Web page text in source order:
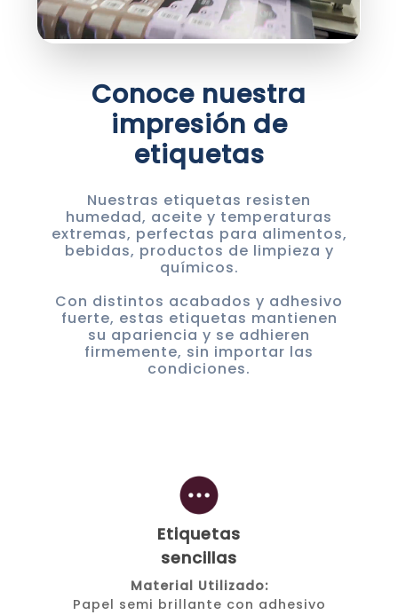
Conoce nuestra
impresión de
etiquetas
Nuestras etiquetas resisten
humedad, aceite y temperaturas
extremas, perfectas para alimentos,
bebidas, productos de limpieza y
químicos.
Con distintos acabados y adhesivo
fuerte, estas etiquetas mantienen
su apariencia y se adhieren
firmemente, sin importar las
condiciones.
Etiquetas
sencillas
Material Utilizado:
Papel semi brillante con adhesivo